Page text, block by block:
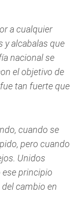
a cualquier
y alcabalas que
nacional se
el objetivo de
tan fuerte que
cuando se
pero cuando
Unidos
principio
cambio en